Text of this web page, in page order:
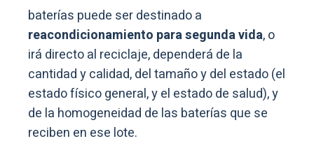
baterías puede ser destinado a
reacondicionamiento para segunda vida, o
irá directo al reciclaje, dependerá de la
cantidad y calidad, del tamaño y del estado (el
estado físico general, y el estado de salud), y
de la homogeneidad de las baterías que se
reciben en ese lote.